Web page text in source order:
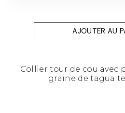
AJOUTER AU
Collier tour de cou avec
graine de tagua